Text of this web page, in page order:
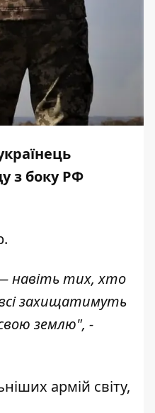
з боку РФ
.
— навіть тих, хто
захищатимуть
землю", -
армій світу,